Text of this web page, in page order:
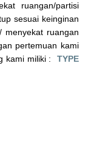
ruangan/partisi
sesuai keinginan
menyekat ruangan
pertemuan kami
kami miliki : TYPE